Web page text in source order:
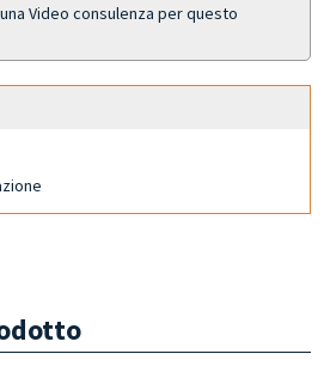
Video consulenza per questo